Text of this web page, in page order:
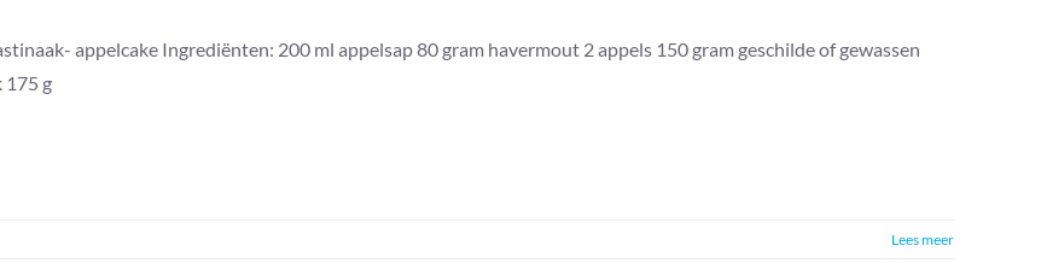
appelcake Ingrediënten: 200 ml appelsap 80 gram havermout 2 appels 150 gram geschilde of gewassen
175 g
Lees meer